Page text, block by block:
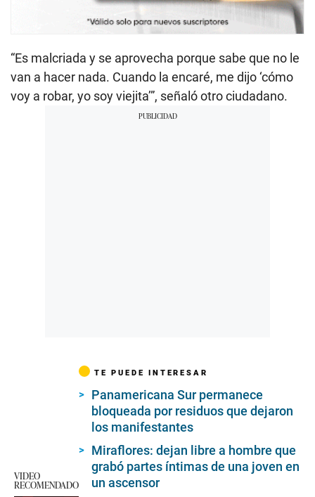
“Es malcriada y se aprovecha porque sabe que no le
van a hacer nada. Cuando la encaré, me dijo ‘cómo
voy a robar, yo soy viejita’”, señaló otro ciudadano.
VIDEO
RECOMENDADO
TE PUEDE INTERESAR
Panamericana Sur permanece
bloqueada por residuos que dejaron
los manifestantes
Miraflores: dejan libre a hombre que
grabó partes íntimas de una joven en
un ascensor